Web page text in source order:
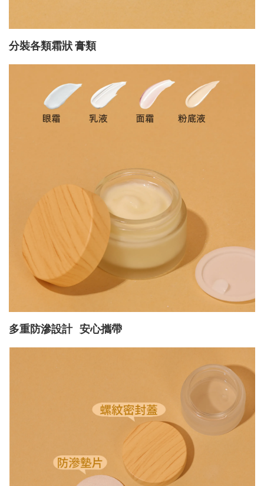
分裝各類霜狀 膏類
多重防滲設計 安心攜帶